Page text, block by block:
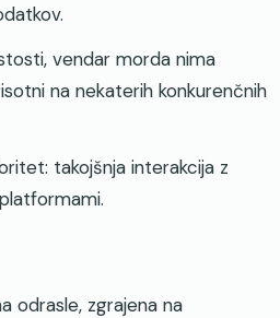
vendar morda nima
na nekaterih konkurenčnih
takojšnja interakcija z
odrasle, zgrajena na